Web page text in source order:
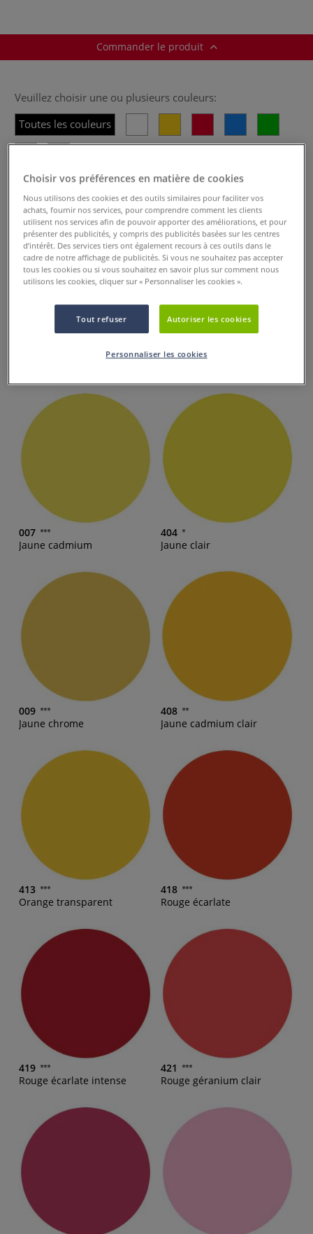
Commander le produit
Veuillez choisir une ou plusieurs couleurs:
Toutes les couleurs
Cliquez sur la couleur pour en voir plus:
403
007
Jaune cadmium
404
Jaune clair
009
Jaune chrome
408
Jaune cadmium clair
413
Orange transparent
418
Rouge écarlate
419
Rouge écarlate intense
421
Rouge géranium clair
Choisir vos préférences en matière de cookies
Nous utilisons des cookies et des outils similaires pour faciliter vos
achats, fournir nos services, pour comprendre comment les clients
utilisent nos services afin de pouvoir apporter des améliorations, et pour
présenter des publicités, y compris des publicités basées sur les centres
d’intérêt. Des services tiers ont également recours à ces outils dans le
cadre de notre affichage de publicités. Si vous ne souhaitez pas accepter
tous les cookies ou si vous souhaitez en savoir plus sur comment nous
utilisons les cookies, cliquer sur « Personnaliser les cookies ».
Tout refuser Autoriser les cookies
Personnaliser les cookies